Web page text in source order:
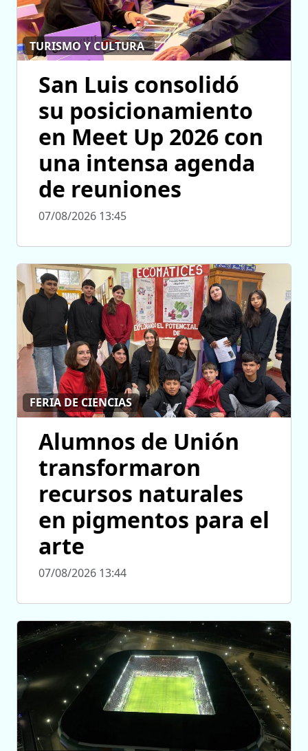
TURISMO Y CULTURA
San Luis consolidó
su posicionamiento
en Meet Up 2026 con
una intensa agenda
de reuniones
07/08/2026 13:45
FERIA DE CIENCIAS
Alumnos de Unión
transformaron
recursos naturales
en pigmentos para el
arte
07/08/2026 13:44